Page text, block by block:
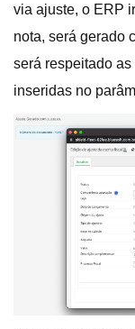
via ajuste, o ERP
nota, será gerado
será respeitado
inseridas no